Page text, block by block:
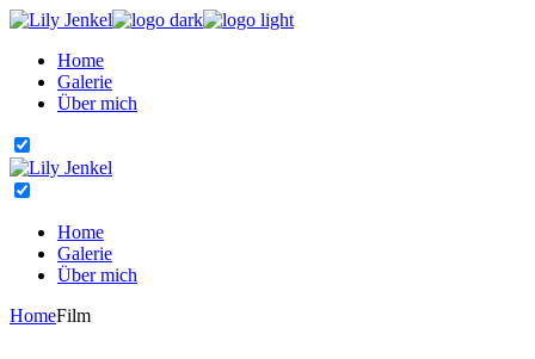
Skip
content
Home
Galerie
Über mich
Home
Galerie
Über mich
HomeFilm